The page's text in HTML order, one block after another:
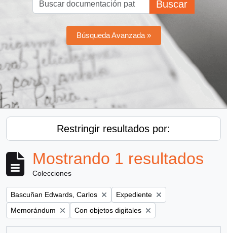
Buscar
Búsqueda Avanzada »
Restringir resultados por:
Mostrando 1 resultados
Colecciones
Remove filter:
Bascuñan Edwards, Carlos Remove filter:
Expediente
Remove filter:
Memorándum Remove filter:
Con objetos digitales